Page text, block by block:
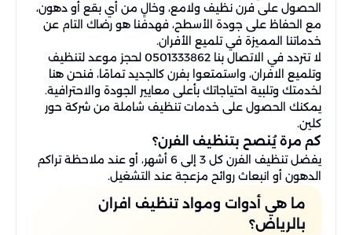
الحصول على فرن نظيف ولامع، وخالٍ من أي بقع أو دهون،
مع الحفاظ على جودة الأسطح، فهدفنا هو رضاك التام عن
خدماتنا المميزة في تلميع الأفران.
لا تتردد في الاتصال بنا 0501333862 لحجز موعد لتنظيف
وتلميع الافران، واستمتعوا بفرن كالجديد تمامًا، فنحن هنا
لخدمتك وتلبية احتياجاتك بأعلى معايير الجودة والاحترافية.
يمكنك الحصول على خدمات تنظيف شاملة من شركة حور
كلين.
كم مرة يُنصح بتنظيف الفرن؟
يفضل تنظيف الفرن كل 3 إلى 6 أشهر، أو عند ملاحظة تراكم
الدهون أو انبعاث روائح مزعجة عند التشغيل.
ما هي أدوات ومواد تنظيف افران
بالرياض؟